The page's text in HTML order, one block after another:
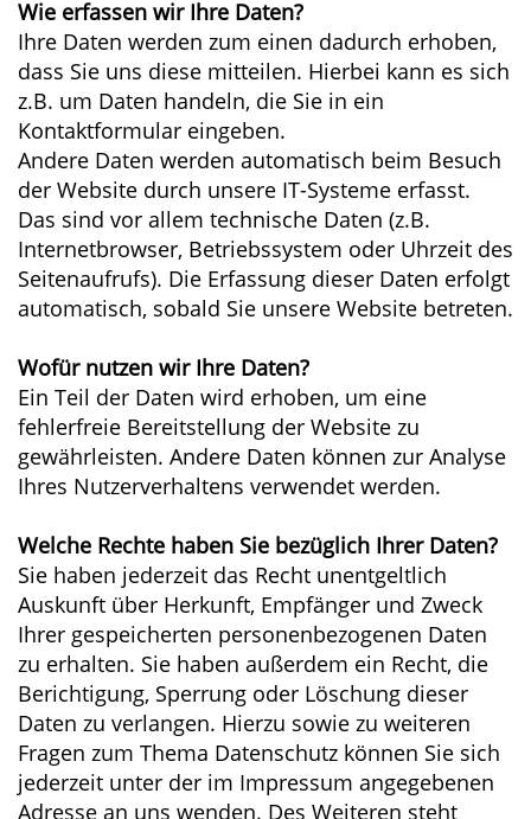
Wie erfassen wir Ihre Daten?
Ihre Daten werden zum einen dadurch erhoben,
dass Sie uns diese mitteilen. Hierbei kann es sich
z.B. um Daten handeln, die Sie in ein
Kontaktformular eingeben.
Andere Daten werden automatisch beim Besuch
der Website durch unsere IT-Systeme erfasst.
Das sind vor allem technische Daten (z.B.
Internetbrowser, Betriebssystem oder Uhrzeit des
Seitenaufrufs). Die Erfassung dieser Daten erfolgt
automatisch, sobald Sie unsere Website betreten.
Wofür nutzen wir Ihre Daten?
Ein Teil der Daten wird erhoben, um eine
fehlerfreie Bereitstellung der Website zu
gewährleisten. Andere Daten können zur Analyse
Ihres Nutzerverhaltens verwendet werden.
Welche Rechte haben Sie bezüglich Ihrer Daten?
Sie haben jederzeit das Recht unentgeltlich
Auskunft über Herkunft, Empfänger und Zweck
Ihrer gespeicherten personenbezogenen Daten
zu erhalten. Sie haben außerdem ein Recht, die
Berichtigung, Sperrung oder Löschung dieser
Daten zu verlangen. Hierzu sowie zu weiteren
Fragen zum Thema Datenschutz können Sie sich
jederzeit unter der im Impressum angegebenen
Adresse an uns wenden. Des Weiteren steht